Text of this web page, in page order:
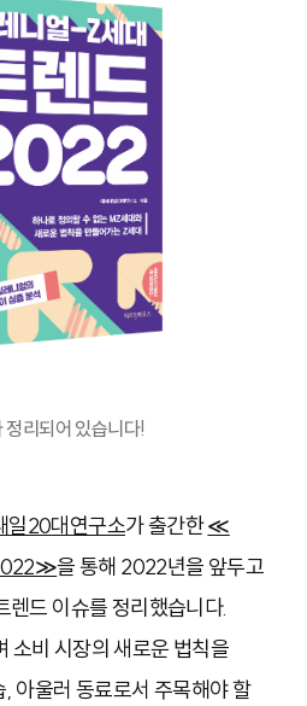
정리되어 있습니다!
일20대연구소가 출간한≪
을 통해 2022년을 앞두고
드 이슈를 정리했습니다.
소비 시장의 새로운 법칙을
아울러 동료로서 주목해야 할